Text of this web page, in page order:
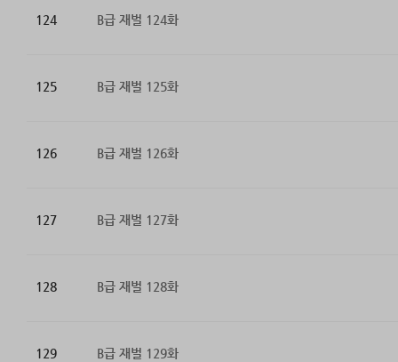
124 B급 재벌 124화
125 B급 재벌 125화
126 B급 재벌 126화
127 B급 재벌 127화
128 B급 재벌 128화
129 B급 재벌 129화